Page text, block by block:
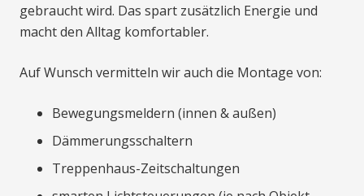
gebraucht wird. Das spart zusätzlich Energie und
macht den Alltag komfortabler.
Auf Wunsch vermitteln wir auch die Montage von:
Bewegungsmeldern (innen & außen)
Dämmerungsschaltern
Treppenhaus-Zeitschaltungen